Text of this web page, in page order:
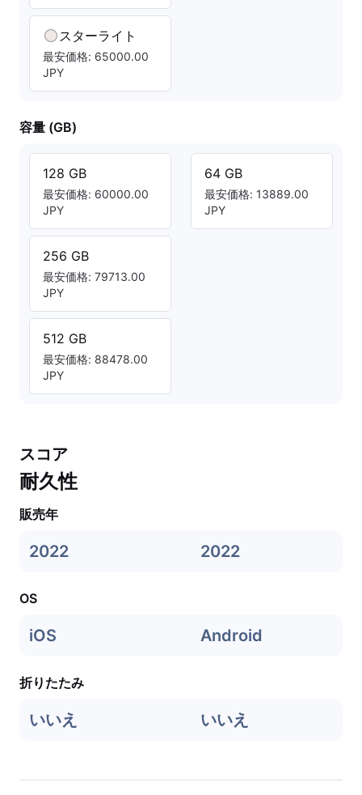
スターライト
最安価格: 65000.00
JPY
容量 (GB)
128 GB
最安価格: 60000.00
JPY
256 GB
最安価格: 79713.00
JPY
512 GB
最安価格: 88478.00
JPY
64 GB
最安価格: 13889.00
JPY
スコア
耐久性
販売年
2022 2022
OS
iOS Android
折りたたみ
いいえ いいえ